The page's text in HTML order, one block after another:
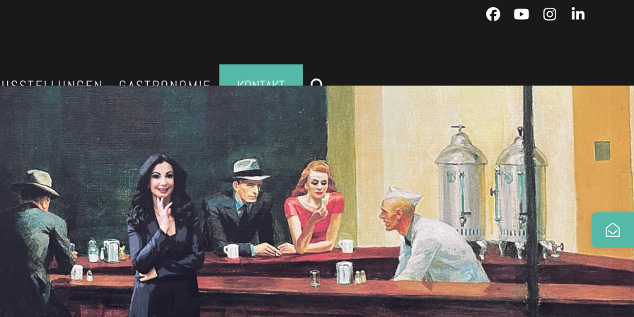
Facebook
YouTubeInstagramLinkedIn
GASTRONOMIE KONTAKT